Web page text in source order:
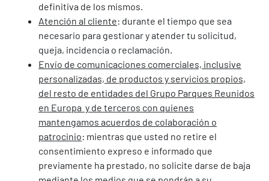
definitiva de los mismos.
Atención al cliente: durante el tiempo que sea
necesario para gestionar y atender tu solicitud,
queja, incidencia o reclamación.
Envío de comunicaciones comerciales, inclusive
personalizadas, de productos y servicios propios,
del resto de entidades del Grupo Parques Reunidos
en Europa y de terceros con quienes
mantengamos acuerdos de colaboración o
patrocinio: mientras que usted no retire el
consentimiento expreso e informado que
previamente ha prestado, no solicite darse de baja